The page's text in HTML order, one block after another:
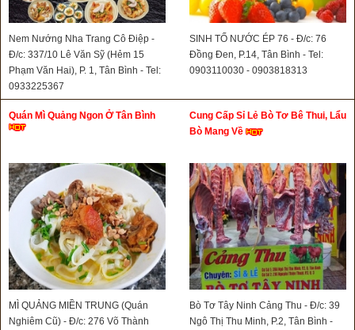
Nem Nướng Nha Trang Cô Điệp -
Đ/c: 337/10 Lê Văn Sỹ (Hẻm 15
Phạm Văn Hai), P. 1, Tân Bình - Tel:
0933225367
SINH TỐ NƯỚC ÉP 76 - Đ/c: 76
Đồng Đen, P.14, Tân Bình - Tel:
0903110030 - 0903818313
Quán Mì Quảng Ngon Ở Tân Bình
MÌ QUẢNG MIỀN TRUNG (Quán
Nghiêm Cũ) - Đ/c: 276 Võ Thành
Cung Cấp Sỉ Lẻ Bò Tơ Bê Thui, Lẩu
Bò Mang Về
Bò Tơ Tây Ninh Cảng Thu - Đ/c: 39
Ngô Thị Thu Minh, P.2, Tân Bình -